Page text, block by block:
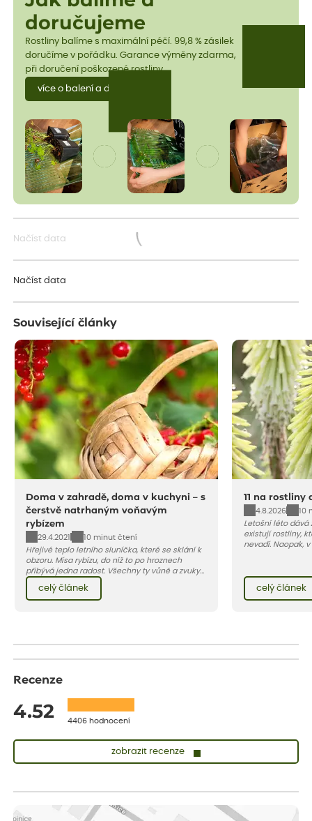
doručujeme
Rostliny balíme s maximální péčí. 99,8 % zásilek
doručíme v pořádku. Garance výměny zdarma,
při doručení poškozené rostliny.
více o balení a dopravě
Načíst data
Načíst data
Související články
Doma v zahradě, doma v kuchyni – s
čerstvě natrhaným voňavým
rybízem
29.4.2021
10 minut čtení
Hřejivé teplo letního sluníčka, které se sklání k
obzoru. Mísa rybízu, do níž to po hroznech
přibývá jedna radost. Všechny ty vůně a zvuky
červencové zahrady. Sklizeň rybízu do kuchyně
vnese neuvěřitelný klid a radost. A taky trochu
bezstarostnosti dětství při mlsání babiččina
celý článek
11 na rostliny
4.8.2026
10
Letošní léto dává
existují rostliny,
nevadí. Naopak,
horké a suché
Pojďme se
celý článek
Recenze
4.52 4406 hodnocení
zobrazit recenze
Měla jsem pouze 1objednavku a zatím jsem spokojená se